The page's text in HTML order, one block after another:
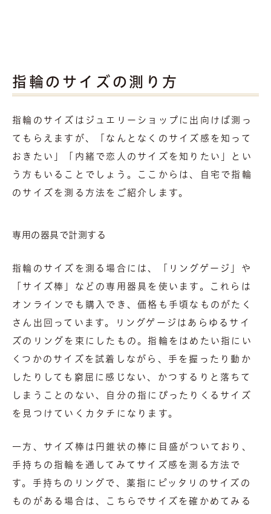
指輪のサイズの測り方
指輪のサイズはジュエリーショップに出向けば測っ
てもらえますが、「なんとなくのサイズ感を知って
おきたい」「内緒で恋人のサイズを知りたい」とい
う方もいることでしょう。ここからは、自宅で指輪
のサイズを測る方法をご紹介します。
専用の器具で計測する
指輪のサイズを測る場合には、「リングゲージ」や
「サイズ棒」などの専用器具を使います。これらは
オンラインでも購入でき、価格も手頃なものがたく
さん出回っています。リングゲージはあらゆるサイ
ズのリングを束にしたもの。指輪をはめたい指にい
くつかのサイズを試着しながら、手を握ったり動か
したりしても窮屈に感じない、かつするりと落ちて
しまうことのない、自分の指にぴったりくるサイズ
を見つけていくカタチになります。
一方、サイズ棒は円錐状の棒に目盛がついており、
手持ちの指輪を通してみてサイズ感を測る方法で
す。手持ちのリングで、薬指にピッタリのサイズの
ものがある場合は、こちらでサイズを確かめてみる